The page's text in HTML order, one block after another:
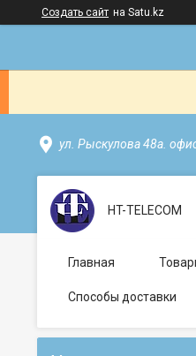
Создать сайт на Satu.kz
ул. Рыскулова 48а.
HT-TELECOM
Главная
Способы доставки